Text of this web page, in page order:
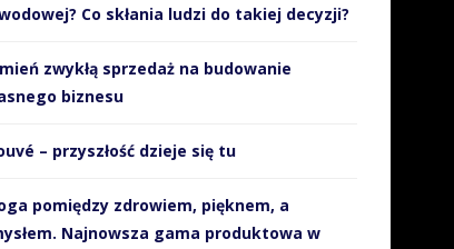
Co skłania ludzi do takiej decyzji?
zwykłą sprzedaż na budowanie
biznesu
– przyszłość dzieje się tu
pomiędzy zdrowiem, pięknem, a
Najnowsza gama produktowa w